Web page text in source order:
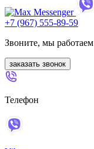
+7 (967) 555-89-59
Звоните, мы работаем
заказать звонок
Телефон